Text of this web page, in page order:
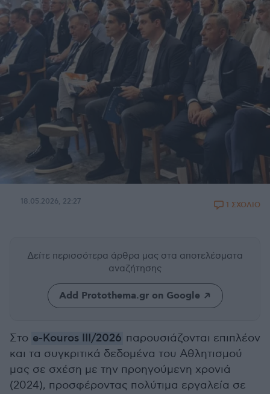
18.05.2026, 22:27 1 ΣΧΟΛΙΟ
Δείτε περισσότερα άρθρα μας στα αποτελέσματα
αναζήτησης
Add Protothema.gr on Google
Στο e-Kouros ΙΙΙ/2026 παρουσιάζονται επιπλέον
και τα συγκριτικά δεδομένα του Αθλητισμού
μας σε σχέση με την προηγούμενη χρονιά
(2024), προσφέροντας πολύτιμα εργαλεία σε